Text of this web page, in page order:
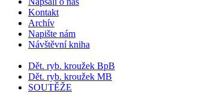
Kontakt
Archív
Napište nám
Návštěvní kniha
Dět. ryb. kroužek BpB
Dět. ryb. kroužek MB
SOUTĚŽE